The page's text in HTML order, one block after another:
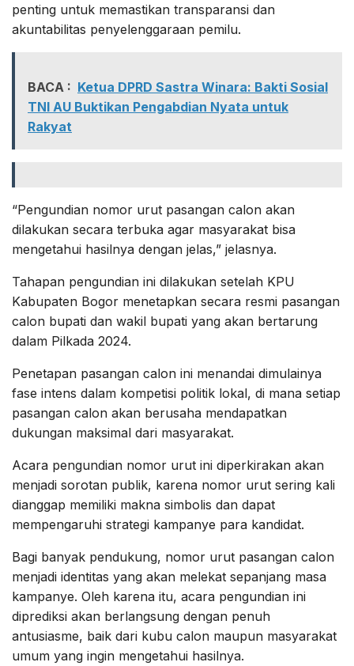
penting untuk memastikan transparansi dan
akuntabilitas penyelenggaraan pemilu.
BACA : Ketua DPRD Sastra Winara: Bakti Sosial
TNI AU Buktikan Pengabdian Nyata untuk
Rakyat
“Pengundian nomor urut pasangan calon akan
dilakukan secara terbuka agar masyarakat bisa
mengetahui hasilnya dengan jelas,” jelasnya.
Tahapan pengundian ini dilakukan setelah KPU
Kabupaten Bogor menetapkan secara resmi pasangan
calon bupati dan wakil bupati yang akan bertarung
dalam Pilkada 2024.
Penetapan pasangan calon ini menandai dimulainya
fase intens dalam kompetisi politik lokal, di mana setiap
pasangan calon akan berusaha mendapatkan
dukungan maksimal dari masyarakat.
Acara pengundian nomor urut ini diperkirakan akan
menjadi sorotan publik, karena nomor urut sering kali
dianggap memiliki makna simbolis dan dapat
mempengaruhi strategi kampanye para kandidat.
Bagi banyak pendukung, nomor urut pasangan calon
menjadi identitas yang akan melekat sepanjang masa
kampanye. Oleh karena itu, acara pengundian ini
diprediksi akan berlangsung dengan penuh
antusiasme, baik dari kubu calon maupun masyarakat
umum yang ingin mengetahui hasilnya.